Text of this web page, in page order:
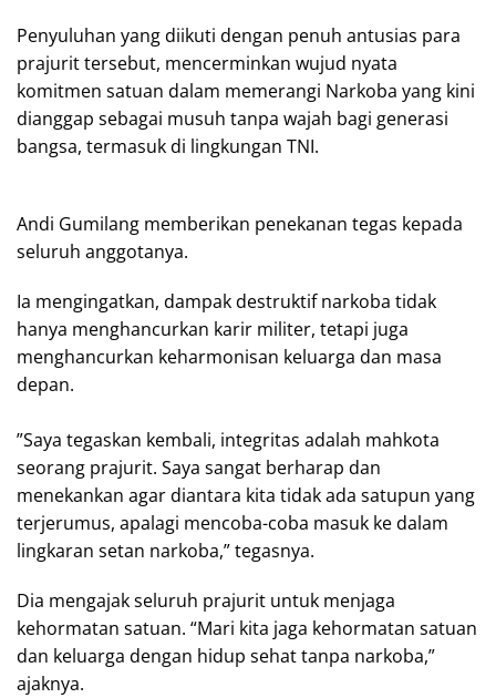
Penyuluhan yang diikuti dengan penuh antusias para
prajurit tersebut, mencerminkan wujud nyata
komitmen satuan dalam memerangi Narkoba yang kini
dianggap sebagai musuh tanpa wajah bagi generasi
bangsa, termasuk di lingkungan TNI.
Andi Gumilang memberikan penekanan tegas kepada
seluruh anggotanya.
Ia mengingatkan, dampak destruktif narkoba tidak
hanya menghancurkan karir militer, tetapi juga
menghancurkan keharmonisan keluarga dan masa
depan.
‎”Saya tegaskan kembali, integritas adalah mahkota
seorang prajurit. Saya sangat berharap dan
menekankan agar diantara kita tidak ada satupun yang
terjerumus, apalagi mencoba-coba masuk ke dalam
lingkaran setan narkoba,” tegasnya.
Dia mengajak seluruh prajurit untuk menjaga
kehormatan satuan. “Mari kita jaga kehormatan satuan
dan keluarga dengan hidup sehat tanpa narkoba,”
ajaknya.